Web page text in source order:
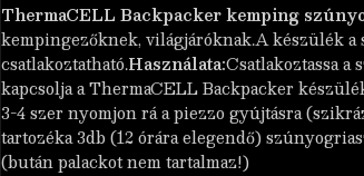
ThermaCELL Backpacker kemping
kempingezőknek, világjáróknak.A készülék a
csatlakoztatható.Használata:Csatlakoztassa a
kapcsolja a ThermaCELL Backpacker
3-4 szer nyomjon rá a piezzo gyújtásra
tartozéka 3db (12 órára elegendő)
(bután palackot nem tartalmaz!)